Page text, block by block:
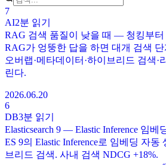
7
AI2분 읽기
RAG 검색 품질이 낮을 때 — 청킹부터
RAG가 엉뚱한 답을 하면 대개 검색
오버랩·메타데이터·하이브리드 검색·
린다.
2026.06.20
6
DB3분 읽기
Elasticsearch 9 — Elastic Inference 임
ES 9의 Elastic Inference로 임베딩 자동
브리드 검색. 사내 검색 NDCG +18%.